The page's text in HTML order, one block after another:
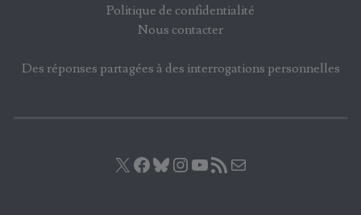
Politique de confidentialité
Nous contacter
Des réponses partagées à des interrogations personnelles
X Facebook
Bluesky
Instagram
YouTube
Flux RSS